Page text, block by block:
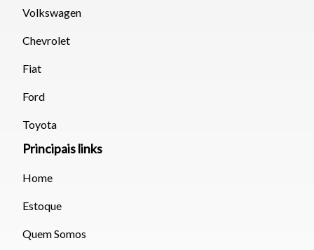
Volkswagen
Chevrolet
Fiat
Ford
Toyota
Principais links
Home
Estoque
Quem Somos